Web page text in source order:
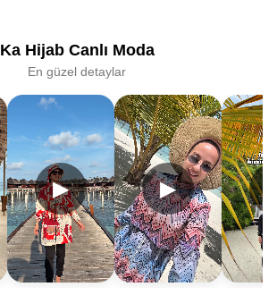
Ka Hijab Canlı Moda
En güzel detaylar
▶ ▶